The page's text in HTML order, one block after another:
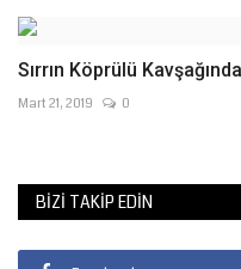
Sırrın Köprülü
Mart 21, 2019 0
BIZI TAKIP EDIN